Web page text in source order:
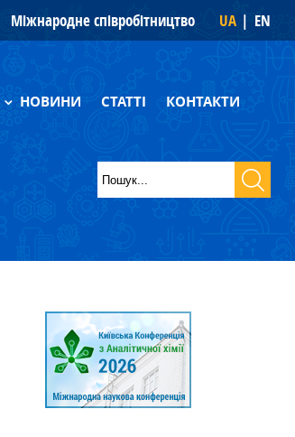
UA EN
Міжнародне співробітництво
НОВИНИ СТАТТІ КОНТАКТИ
Пошукова
Пошук